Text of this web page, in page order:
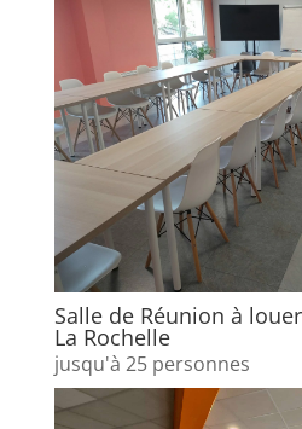
Salle de Réunion à
La Rochelle
jusqu'à 25 personnes